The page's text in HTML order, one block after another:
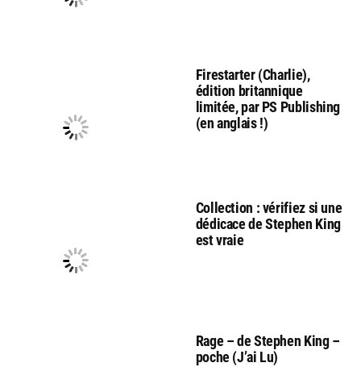
Firestarter (Charlie),
édition britannique
limitée, par PS Publishing
(en anglais !)
Collection : vérifiez si une
dédicace de Stephen King
est vraie
Rage – de Stephen King –
poche (J’ai Lu)